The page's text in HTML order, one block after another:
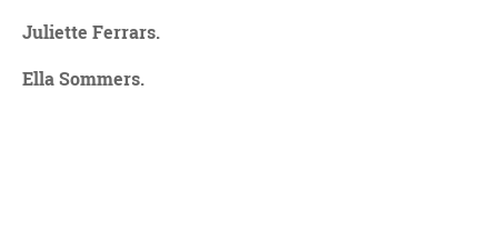
Juliette Ferrars.
Ella Sommers.